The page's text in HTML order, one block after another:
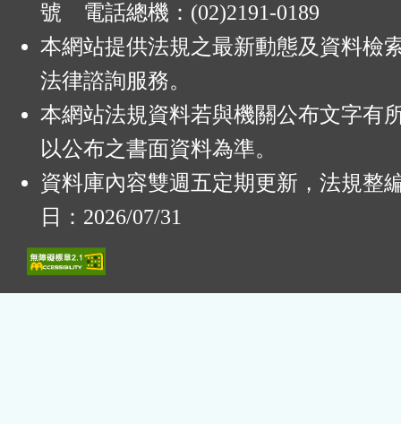
號 電話總機：(02)2191-0189
本網站提供法規之最新動態及資料檢
法律諮詢服務。
本網站法規資料若與機關公布文字有
以公布之書面資料為準。
資料庫內容雙週五定期更新，法規整
日：2026/07/31